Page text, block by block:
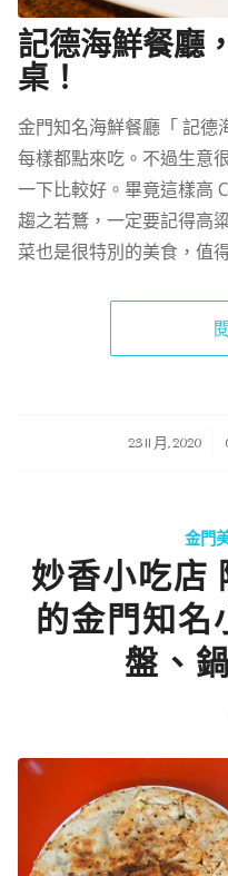
記德海鮮餐廳
桌！
金門知名海鮮餐廳「 記德
每樣都點來吃。不過生意
一下比較好。畢竟這樣高
趨之若鶩，一定要記得高
菜也是很特別的美食，值
23 11 月, 2020
/
金門
妙香小吃店
的金門知名
盤、